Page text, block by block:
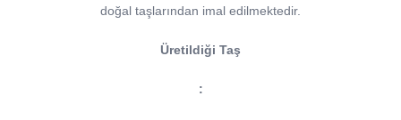
doğal taşlarından imal edilmektedir.
Üretildiği Taş
: